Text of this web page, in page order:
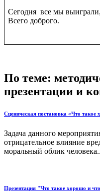
Сегодня все мы
Всего доброго.
По теме:
презентации и
Сценическая постановка «Что такое
Задача данного
отрицательное влияние
моральный облик
Презентация "Что такое хорошо и